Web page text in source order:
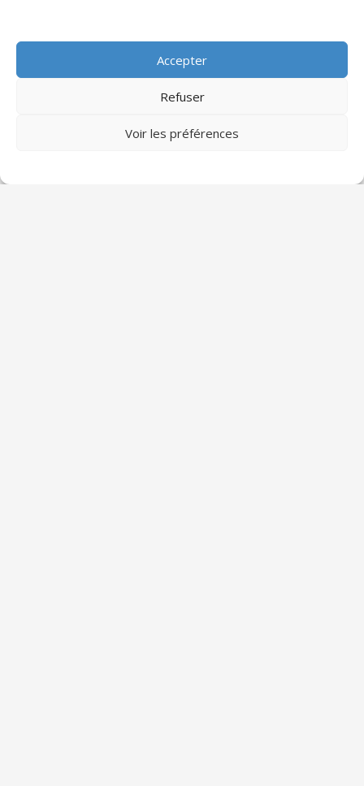
Accepter
Refuser
Voir les préférences
Sciado Partenaires